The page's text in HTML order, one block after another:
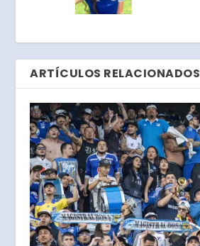
ARTÍCULOS RELACIONADOS